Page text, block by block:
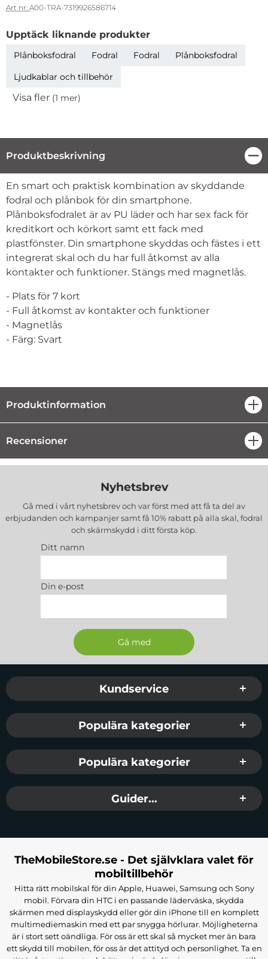
Art nr: A00-TRA-7319926586714
Upptäck liknande produkter
Plånboksfodral Fodral Fodral
Plånboksfodral
Ljudkablar och tillbehör
Visa fler (1 mer)
Produktbeskrivning
Produktbeskrivning
En smart och praktisk kombination av skyddande
fodral och plånbok för din smartphone.
Plånboksfodralet är av PU läder och har sex fack för
kreditkort och körkort samt ett fack med
plastfönster. Din smartphone skyddas och fästes i ett
integrerat skal och du har full åtkomst av alla
kontakter och funktioner. Stängs med magnetlås.
- Plats för 7 kort
- Full åtkomst av kontakter och funktioner
- Magnetlås
- Färg: Svart
Produktinformation
Recensioner
Nyhetsbrev
Gå med i vårt nyhetsbrev och var först med att få ta del av
erbjudanden och kampanjer samt få 10% rabatt på alla skal, fodral
och skärmskydd i ditt första köp.
Ditt namn
Din e-post
Sidfot Blandad info och länkar
Kundservice
Populära kategorier
Populära kategorier
Guider...
TheMobileStore.se - Det självklara valet för
mobiltillbehör
Hitta rätt mobilskal för din Apple, Huawei, Samsung och Sony
mobil. Förvara din HTC i en passande läderväska, skydda
skärmen med displayskydd eller gör din iPhone till en komplett
multimediemaskin med ett par snygga hörlurar. Möjligheterna
är i stort sett oändliga. För oss är ett skal så mycket mer än bara
ett skydd till mobilen, för oss är det attityd och personlighet. Ta en